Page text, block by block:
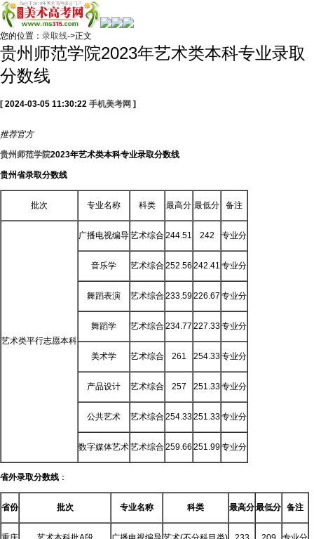
您的位置： 录取线->正文
贵州师范学院2023年艺术类本科专业录取
分数线
[ 2024-03-05 11:30:22 手机美考网 ]
推荐官方
贵州师范学院2023年艺术类本科专业录取分数线
贵州省录取分数线
批次 专业名称 科类 最高分 最低分 备注
艺术类平行志愿本科
广播电视编导艺术综合244.51 242 专业分
音乐学 艺术综合252.56 242.41 专业分
舞蹈表演 艺术综合233.59226.67 专业分
舞蹈学 艺术综合234.77 227.33专业分
美术学 艺术综合 261 254.33专业分
产品设计 艺术综合 257 251.33专业分
公共艺术 艺术综合254.33251.33专业分
数字媒体艺术艺术综合259.66 251.99专业分
省外录取分数线 ：
省份 批次 专业名称 科类 最高分最低分 备注